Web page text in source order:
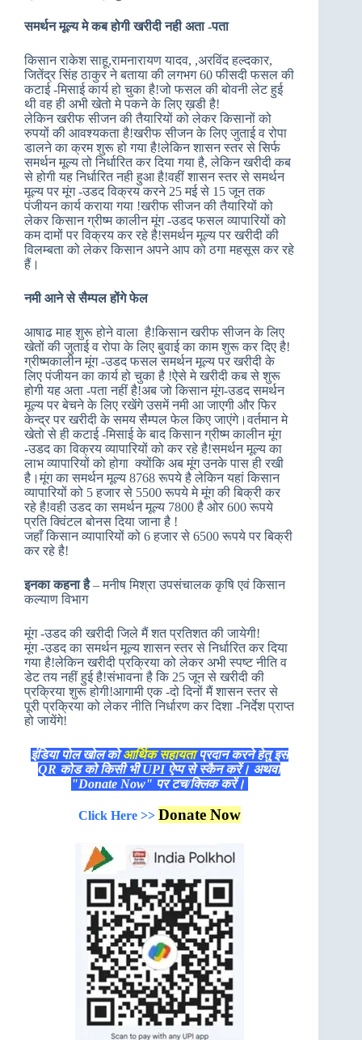
समर्थन मूल्य मे कब होगी खरीदी नही अता -पता
किसान राकेश साहू,रामनारायण यादव, ,अरविंद हल्दकार,
जितेंद्र सिंह ठाकुर ने बताया की लगभग 60 फीसदी फसल की
कटाई -मिसाई कार्य हो चुका है!जो फसल की बोवनी लेट हुई
थी वह ही अभी खेतो मे पकने के लिए ख़डी है!
लेकिन खरीफ सीजन की तैयारियों को लेकर किसानों को
रुपयों की आवश्यकता है!खरीफ सीजन के लिए जुताई व रोपा
डालने का क्रम शुरू हो गया है!लेकिन शासन स्तर से सिर्फ
समर्थन मूल्य तो निर्धारित कर दिया गया है, लेकिन खरीदी कब
से होगी यह निर्धारित नही हुआ है!वहीं शासन स्तर से समर्थन
मूल्य पर मूंग -उडद विक्रय करने 25 मई से 15 जून तक
पंजीयन कार्य कराया गया !खरीफ सीजन की तैयारियों को
लेकर किसान ग्रीष्म कालीन मूंग -उडद फसल व्यापारियों को
कम दामों पर विक्रय कर रहे है!समर्थन मूल्य पर खरीदी की
विलम्बता को लेकर किसान अपने आप को ठगा महसूस कर रहे
हैं।
नमी आने से सैम्पल होंगे फेल
आषाढ माह शुरू होने वाला है!किसान खरीफ सीजन के लिए
खेतों की जुताई व रोपा के लिए बुवाई का काम शुरू कर दिए है!
ग्रीष्मकालीन मूंग -उडद फसल समर्थन मूल्य पर खरीदी के
लिए पंजीयन का कार्य हो चुका है !ऐसे मे खरीदी कब से शुरू
होगी यह अता -पता नहीं है!अब जो किसान मूंग-उडद समर्थन
मूल्य पर बेचने के लिए रखेंगे उसमें नमी आ जाएगी और फिर
केन्द्र पर खरीदी के समय सैम्पल फेल किए जाएंगे।वर्तमान मे
खेतो से ही कटाई -मिसाई के बाद किसान ग्रीष्म कालीन मूंग
-उडद का विक्रय व्यापारियों को कर रहे है!समर्थन मूल्य का
लाभ व्यापारियों को होगा क्योंकि अब मूंग उनके पास ही रखी
है।मूंग का समर्थन मूल्य 8768 रूपये है लेकिन यहां किसान
व्यापारियों को 5 हजार से 5500 रूपये मे मूंग की बिक्री कर
रहे है!वही उडद का समर्थन मूल्य 7800 है ओर 600 रूपये
प्रति क्विंटल बोनस दिया जाना है !
जहाँ किसान व्यापारियों को 6 हजार से 6500 रूपये पर बिक्री
कर रहे है!
इनका कहना है– मनीष मिश्रा उपसंचालक कृषि एवं किसान
कल्याण विभाग
मूंग -उडद की खरीदी जिले मैं शत प्रतिशत की जायेगी!
मूंग -उडद का समर्थन मूल्य शासन स्तर से निर्धारित कर दिया
गया है!लेकिन खरीदी प्रक्रिया को लेकर अभी स्पष्ट नीति व
डेट तय नहीं हुई है!संभावना है कि 25 जून से खरीदी की
प्रक्रिया शुरू होगी!आगामी एक -दो दिनों मैं शासन स्तर से
पूरी प्रक्रिया को लेकर नीति निर्धारण कर दिशा -निर्देश प्राप्त
हो जायेंगे!
इंडिया पोल खोल कोआर्थिक सहायताप्रदान करने हेतु इस
QR कोड को किसी भी UPI ऐप्प से स्कैन करें। अथवा
"Donate Now" पर टच/क्लिक करें।
Click Here >> Donate Now